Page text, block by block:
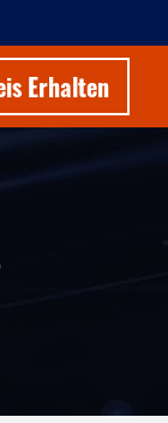
Erhalten